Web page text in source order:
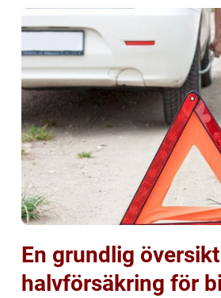
En grundlig
halvförsäkring för